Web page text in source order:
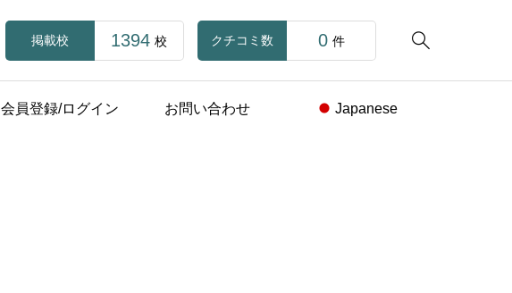

掲載校 1394 校 クチコミ数 0 件
会員登録/ログイン お問い合わせ Japanese